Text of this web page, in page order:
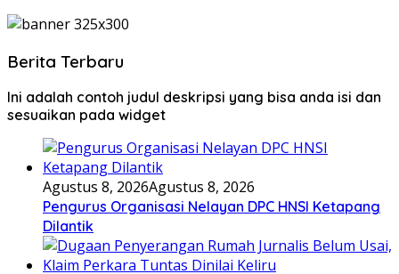
Berita Terbaru
Ini adalah contoh judul deskripsi yang bisa anda isi dan
sesuaikan pada widget
Agustus 8, 2026Agustus 8, 2026
Pengurus Organisasi Nelayan DPC HNSI Ketapang
Dilantik